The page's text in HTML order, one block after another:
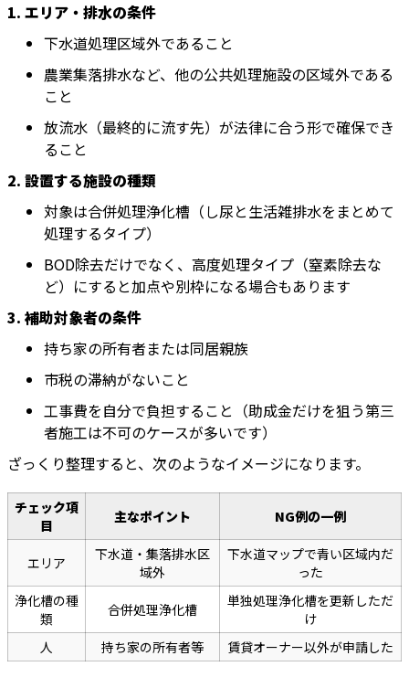
1. エリア・排水の条件
下水道処理区域外であること
農業集落排水など、他の公共処理施設の区域外である
こと
放流水（最終的に流す先）が法律に合う形で確保でき
ること
2. 設置する施設の種類
対象は合併処理浄化槽（し尿と生活雑排水をまとめて
処理するタイプ）
BOD除去だけでなく、高度処理タイプ（窒素除去な
ど）にすると加点や別枠になる場合もあります
3. 補助対象者の条件
持ち家の所有者または同居親族
市税の滞納がないこと
工事費を自分で負担すること（助成金だけを狙う第三
者施工は不可のケースが多いです）
ざっくり整理すると、次のようなイメージになります。
チェック項
目
主なポイント NG例の一例
エリア
下水道・集落排水区
域外
下水道マップで青い区域内だ
った
浄化槽の種
類
合併処理浄化槽
単独処理浄化槽を更新しただ
け
人
持ち家の所有者等 賃貸オーナー以外が申請した